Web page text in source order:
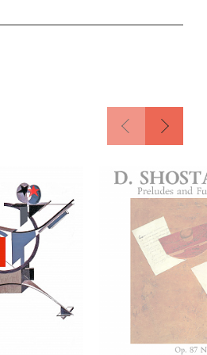
было обладать
программу именно
из этих сочинений
и Губайдулиной. И с
ей.
один из самых пикантных
«Марш»,
и помещенный на
трека. Ведь Шнитке,
очень близко
друг с другом в 1960-е
второго советского